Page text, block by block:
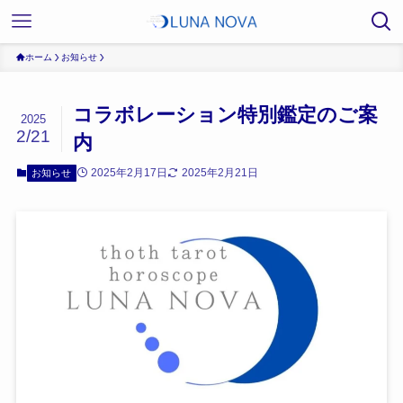
ホーム お知らせ
コラボレーション特別鑑定のご案
内
2025
2/21
お知らせ 2025年2月17日 2025年2月21日